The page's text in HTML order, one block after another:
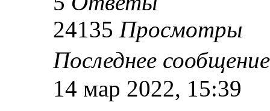
24135 Просмотры
Последнее
14 мар 2022, 15:39